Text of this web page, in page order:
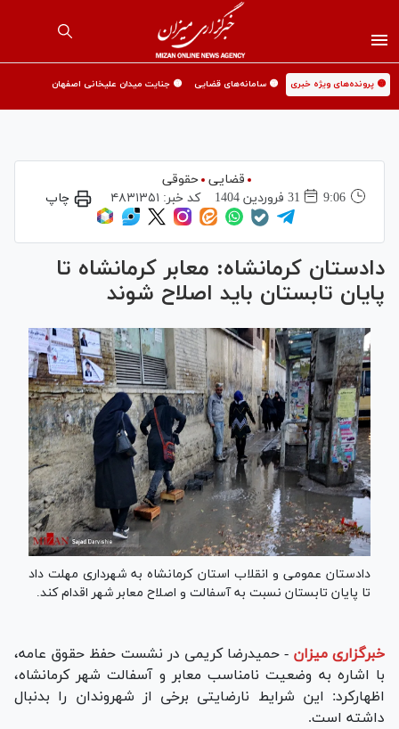
🟡 پرونده‌های ویژه خبری 🟡 سامانه‌های قضایی 🟡 جنایت میدان علیخانی اصفهان
قضایی حقوقی
9:06
31 فروردين 1404 کد خبر: ۴۸۳۱۳۵۱ چاپ
دادستان کرمانشاه: معابر کرمانشاه تا
پایان تابستان باید اصلاح شوند
دادستان عمومی و انقلاب استان کرمانشاه به شهرداری مهلت داد
تا پایان تابستان نسبت به آسفالت و اصلاح معابر شهر اقدام کند.
خبرگزاری میزان - حمیدرضا کریمی در نشست حفظ حقوق عامه،
با اشاره به وضعیت نامناسب معابر و آسفالت شهر کرمانشاه،
اظهارکرد: این شرایط نارضایتی برخی از شهروندان را بدنبال
داشته است.